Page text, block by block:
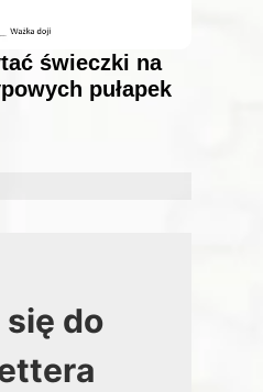
świeczki na
pułapek
do